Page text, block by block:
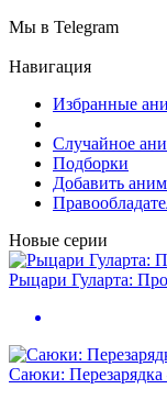
Мы в Telegram
Навигация
Избранные
Случайное
Подборки
Добавить
Новые серии
Рыцари Гуларта:
Саюки: